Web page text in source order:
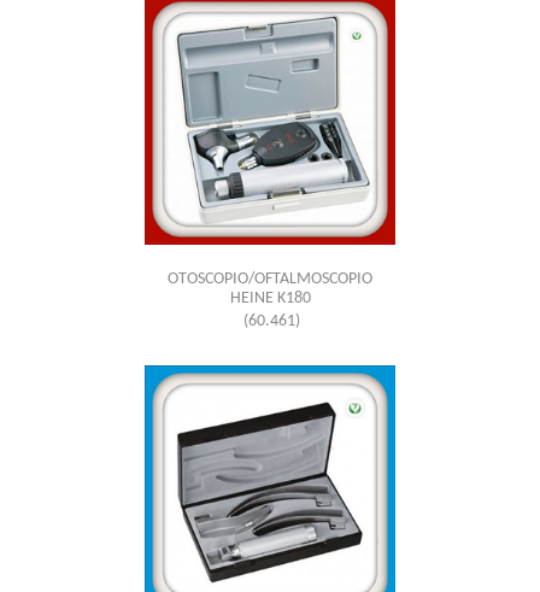
OTOSCOPIO/OFTALMOSCOPIO
HEINE K180
(60.461)